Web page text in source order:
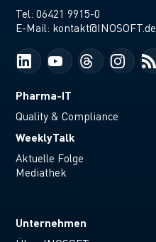
Tel:06421 9915-0
E-Mail: kontakt@INOSOFT.de
Pharma-IT
Quality & Compliance
WeeklyTalk
Aktuelle Folge
Mediathek
Unternehmen